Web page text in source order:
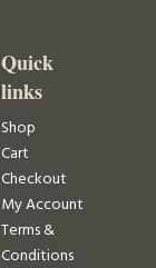
Quick
links
Shop
Cart
Checkout
My Account
Terms &
Conditions